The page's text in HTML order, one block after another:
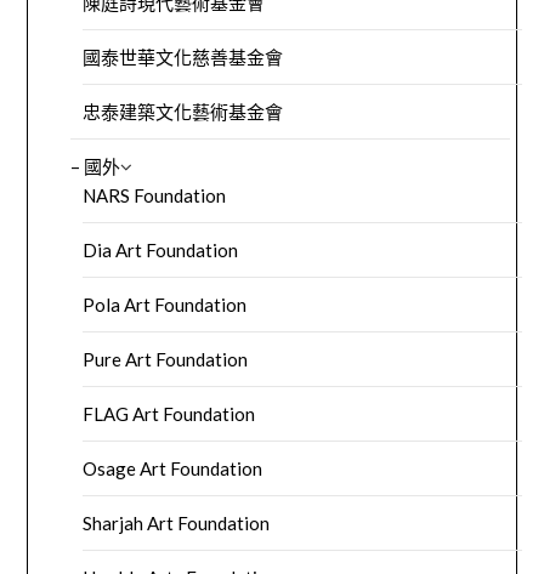
國泰世華文化慈善基金會
忠泰建築文化藝術基金會
– 國外
NARS Foundation
Dia Art Foundation
Pola Art Foundation
Pure Art Foundation
FLAG Art Foundation
Osage Art Foundation
Sharjah Art Foundation